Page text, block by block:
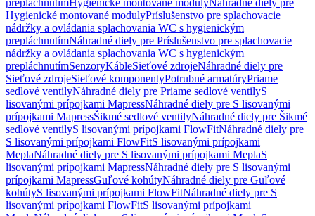
prepláchnutímHygienické montované modulyNáhradné diely pre
Hygienické montované modulyPríslušenstvo pre splachovacie
nádržky a ovládania splachovania WC s hygienickým
prepláchnutímNáhradné diely pre Príslušenstvo pre splachovacie
nádržky a ovládania splachovania WC s hygienickým
prepláchnutímSenzoryKábleSieťové zdrojeNáhradné diely pre
Sieťové zdrojeSieťové komponentyPotrubné armatúryPriame
sedlové ventilyNáhradné diely pre Priame sedlové ventilyS
lisovanými prípojkami MapressNáhradné diely pre S lisovanými
prípojkami MapressŠikmé sedlové ventilyNáhradné diely pre Šikmé
sedlové ventilyS lisovanými prípojkami FlowFitNáhradné diely pre
S lisovanými prípojkami FlowFitS lisovanými prípojkami
MeplaNáhradné diely pre S lisovanými prípojkami MeplaS
lisovanými prípojkami MapressNáhradné diely pre S lisovanými
prípojkami MapressGuľové kohútyNáhradné diely pre Guľové
kohútyS lisovanými prípojkami FlowFitNáhradné diely pre S
lisovanými prípojkami FlowFitS lisovanými prípojkami